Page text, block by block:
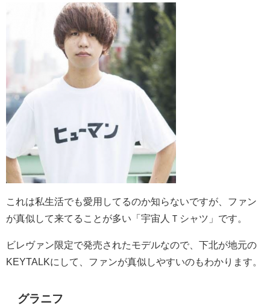
これは私生活でも愛用してるのか知らないですが、ファン
が真似して来てることが多い「宇宙人Ｔシャツ」です。
ビレヴァン限定で発売されたモデルなので、下北が地元の
KEYTALKにして、ファンが真似しやすいのもわかります。
グラニフ